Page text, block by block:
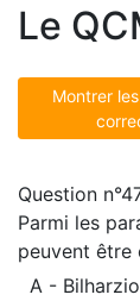
Le
Montrer
Question
Parmi les
peuvent être
A -